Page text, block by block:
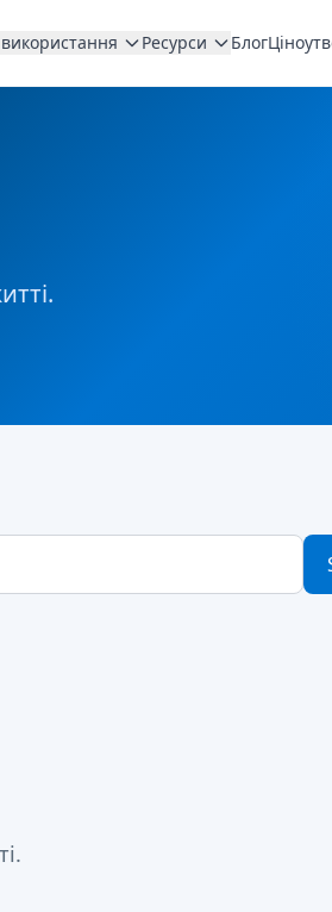
Ресурси Блог